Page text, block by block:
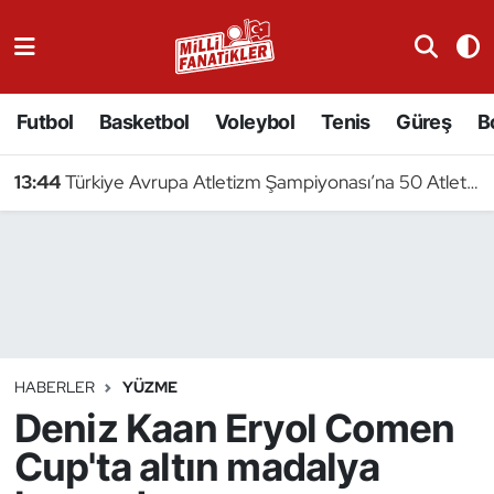
Futbol Basketbol Voleybol Tenis Güreş
13:44Türkiye Avrupa Atletizm Şampiyonası’na 50 Atletle Gidiyor
HABERLER YÜZME
Deniz Kaan Eryol Comen
Cup'ta altın madalya
Badminton
Binicilik
Bisiklet